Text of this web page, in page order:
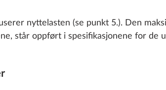
use of our website and to
preferences into account and process
your consent by clicking on "Accept
for the future. You can find more
Plus
nyttelasten (se punkt 5.). Den
står oppført i spesifikasjonene for de